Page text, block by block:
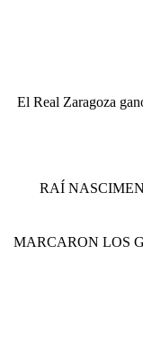
El Real Zaragoza
RAÍ
MARCARON LOS